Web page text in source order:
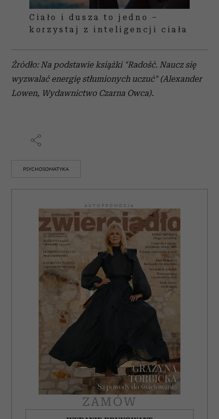
Ciało i dusza to jedno –
korzystaj z inteligencji ciała
Źródło: Na podstawie książki "Radość. Naucz się
wyzwalać energię stłumionych uczuć" (Alexander
Lowen, Wydawnictwo Czarna Owca).
PSYCHOSOMATYKA
AUTOPROMOCJA
ZAMÓW